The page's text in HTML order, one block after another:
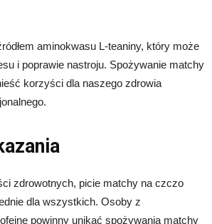
aminokwasu L-teaniny, który może
i poprawie nastroju. Spożywanie matchy
korzyści dla naszego zdrowia
zdrowotnych, picie matchy na czczo
dla wszystkich. Osoby z
powinny unikać spożywania matchy